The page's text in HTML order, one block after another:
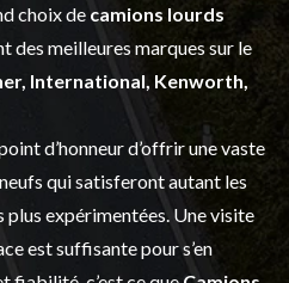
choix de camions lourds
des meilleures marques sur le
International, Kenworth,
d’honneur d’offrir une vaste
qui satisferont autant les
plus expérimentées. Une visite
est suffisante pour s’en